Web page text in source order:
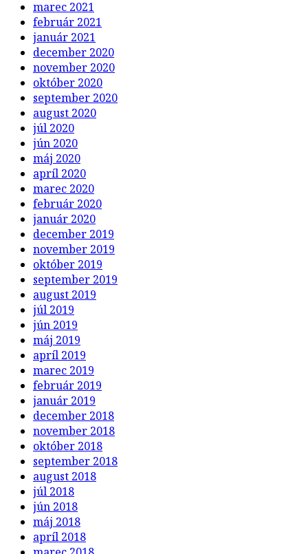
marec 2021
február 2021
január 2021
december 2020
november 2020
október 2020
september 2020
august 2020
júl 2020
jún 2020
máj 2020
apríl 2020
marec 2020
február 2020
január 2020
december 2019
november 2019
október 2019
september 2019
august 2019
júl 2019
jún 2019
máj 2019
apríl 2019
marec 2019
február 2019
január 2019
december 2018
november 2018
október 2018
september 2018
august 2018
júl 2018
jún 2018
máj 2018
apríl 2018